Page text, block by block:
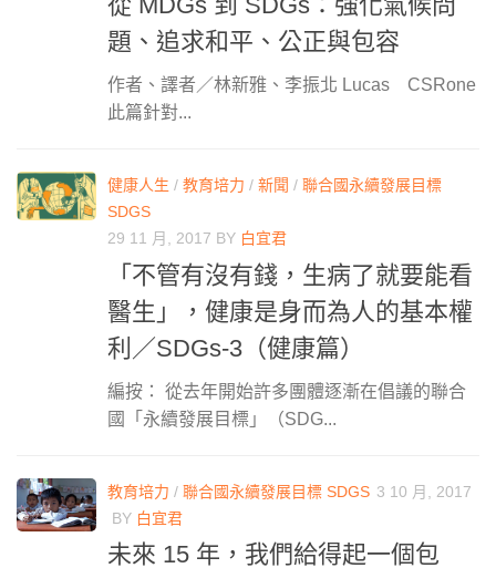
題、追求和平、公正與包容
作者、譯者／林新雅、李振北 Lucas CSRone
此篇針對...
健康人生 / 教育培力 / 新聞 / 聯合國永續發展目標
SDGS
29 11 月, 2017 BY 白宜君
「不管有沒有錢，生病了就要能看
醫生」，健康是身而為人的基本權
利／SDGs-3（健康篇）
編按： 從去年開始許多團體逐漸在倡議的聯合
國「永續發展目標」（SDG...
教育培力 / 聯合國永續發展目標 SDGS 3 10 月, 2017
BY 白宜君
未來 15 年，我們給得起一個包